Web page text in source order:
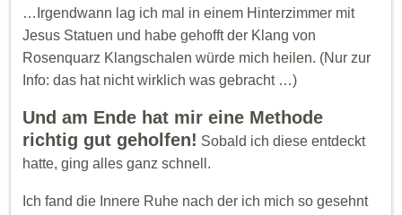
…Irgendwann lag ich mal in einem Hinterzimmer mit
Jesus Statuen und habe gehofft der Klang von
Rosenquarz Klangschalen würde mich heilen. (Nur zur
Info: das hat nicht wirklich was gebracht …)
Und am Ende hat mir eine Methode
richtig gut geholfen! Sobald ich diese entdeckt
hatte, ging alles ganz schnell.
Ich fand die Innere Ruhe nach der ich mich so gesehnt